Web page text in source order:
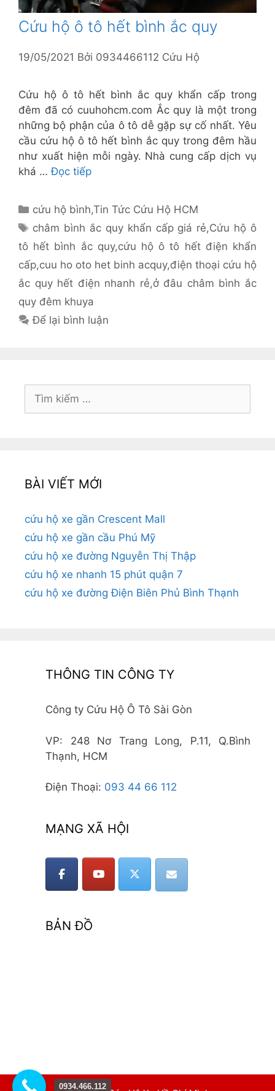
Cứu hộ ô tô hết bình ắc quy
19/05/2021 Bởi 0934466112 Cứu Hộ
Cứu hộ ô tô hết bình ắc quy khẩn cấp trong
đêm đã có cuuhohcm.com Ắc quy là một trong
những bộ phận của ô tô dễ gặp sự cố nhất. Yêu
cầu cứu hộ ô tô hết bình ắc quy trong đêm hầu
như xuất hiện mỗi ngày. Nhà cung cấp dịch vụ
khá …Đọc tiếp
Danh
mục
cứu hộ bình,Tin Tức Cứu Hộ HCM
Thẻ
châm bình ắc quy khẩn cấp giá rẻ,Cứu hộ ô
tô hết bình ắc quy,cứu hộ ô tô hết điện khẩn
cấp,cuu ho oto het binh acquy,điện thoại cứu hộ
ắc quy hết điện nhanh rẻ,ở đâu châm bình ắc
quy đêm khuya
Để lại bình luận
Tìm
BÀI VIẾT MỚI
cứu hộ xe gần Crescent Mall
cứu hộ xe gần cầu Phú Mỹ
cứu hộ xe đường Nguyễn Thị Thập
cứu hộ xe nhanh 15 phút quận 7
cứu hộ xe đường Điện Biên Phủ Bình Thạnh
THÔNG TIN CÔNG TY
Công ty Cứu Hộ Ô Tô Sài Gòn
VP: 248 Nơ Trang Long, P.11, Q.Bình
Thạnh, HCM
Điện Thoại: 093 44 66 112
MẠNG XÃ HỘI
BẢN ĐỒ
0934.466.112